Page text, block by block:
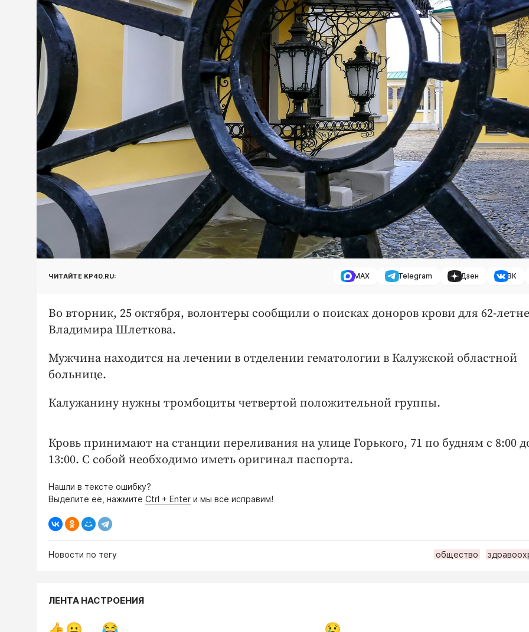
ЧИТАЙТЕ KP40.RU: MAX Telegram Дзен ВК
Во вторник, 25 октября, волонтеры сообщили о поисках доноров крови для 62-
Владимира Шлеткова.
Мужчина находится на лечении в отделении гематологии в Калужской областной
больнице.
Калужанину нужны тромбоциты четвертой положительной группы.
Кровь принимают на станции переливания на улице Горького, 71 по будням с 8:00
13:00. С собой необходимо иметь оригинал паспорта.
Нашли в тексте ошибку?
Выделите её, нажмите Ctrl + Enter и мы всё исправим!
Новости по тегу общество
ЛЕНТА НАСТРОЕНИЯ